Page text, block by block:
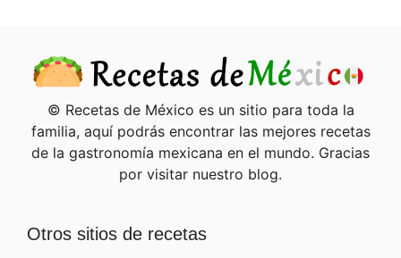
© Recetas de México es un sitio para toda la
familia, aquí podrás encontrar las mejores recetas
de la gastronomía mexicana en el mundo. Gracias
por visitar nuestro blog.
Otros sitios de recetas